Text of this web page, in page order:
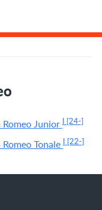
Junior I [24-]
Tonale I [22-]